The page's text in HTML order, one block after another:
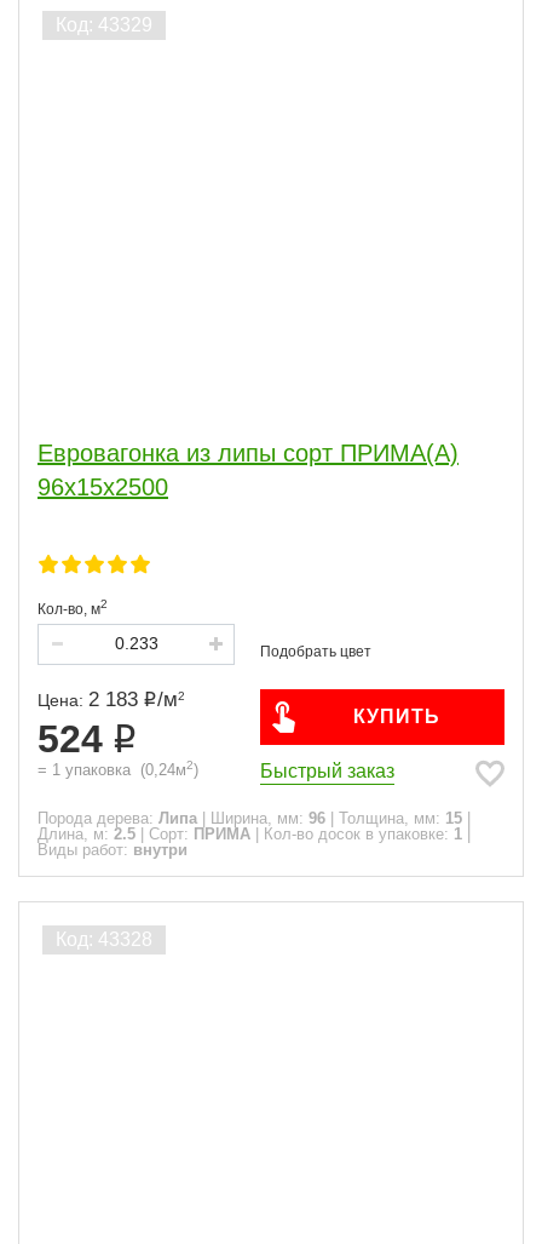
Евровагонка из липы сорт ПРИМА(А)
96x15x2500
Кол-во, м2
Цена: 2 183 /м2
524
= 1 упаковка (0,24м2)
КУПИТЬ
Быстрый заказ
Порода дерева: Липа Ширина, мм: 96 Толщина, мм: 15
Длина, м: 2.5 Сорт: ПРИМА Кол-во досок в упаковке: 1
Виды работ: внутри